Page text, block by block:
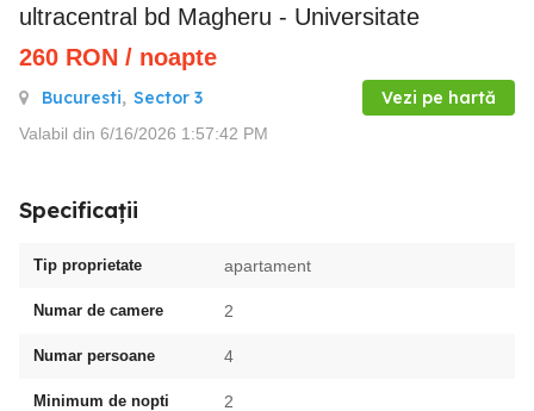
ultracentral bd Magheru - Universitate
260 RON / noapte
Bucuresti, Sector 3 Vezi pe hartă
Valabil din 6/16/2026 1:57:42 PM
Specificații
Tip proprietate apartament
Numar de camere 2
Numar persoane 4
Minimum de nopti 2